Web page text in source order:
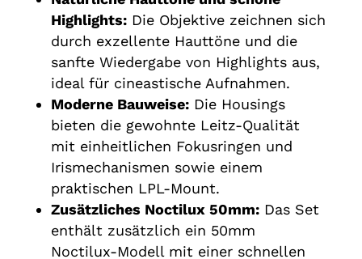
Highlights:Die Objektive zeichnen sich
durch exzellente Hauttöne und die
sanfte Wiedergabe von Highlights aus,
ideal für cineastische Aufnahmen.
Moderne Bauweise:Die Housings
bieten die gewohnte Leitz-Qualität
mit einheitlichen Fokusringen und
Irismechanismen sowie einem
praktischen LPL-Mount.
Zusätzliches Noctilux 50mm:Das Set
enthält zusätzlich ein 50mm
Noctilux-Modell mit einer schnellen